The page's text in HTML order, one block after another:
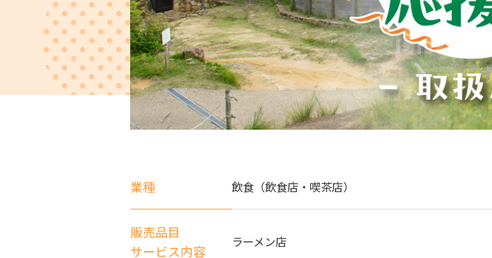
業種 飲食（飲食店・喫茶店）
販売品目
サービス内容
ラーメン店